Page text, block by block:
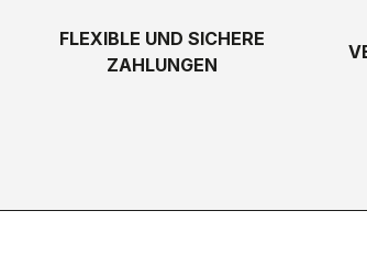
FLEXIBLE UND SICHERE
ZAHLUNGEN